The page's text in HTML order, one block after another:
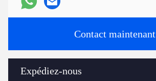
Contact maintenant
Expédiez-nous